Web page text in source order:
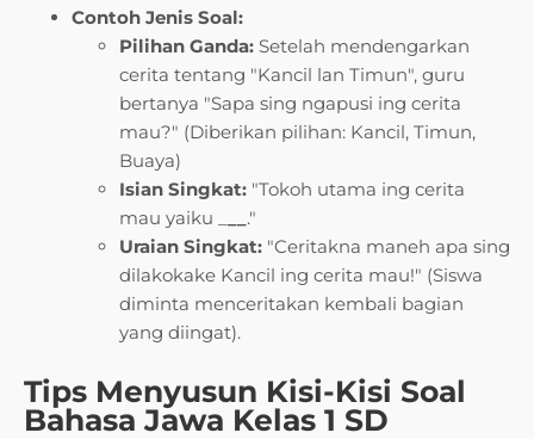
Contoh Jenis Soal:
Pilihan Ganda: Setelah mendengarkan
cerita tentang "Kancil lan Timun", guru
bertanya "Sapa sing ngapusi ing cerita
mau?" (Diberikan pilihan: Kancil, Timun,
Buaya)
Isian Singkat: "Tokoh utama ing cerita
mau yaiku _
."
Uraian Singkat: "Ceritakna maneh apa sing
dilakokake Kancil ing cerita mau!" (Siswa
diminta menceritakan kembali bagian
yang diingat).
Tips Menyusun Kisi-Kisi Soal
Bahasa Jawa Kelas 1 SD